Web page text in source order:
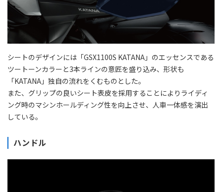
シートのデザインには「GSX1100S KATANA」のエッセンスである
ツートーンカラーと3本ラインの意匠を盛り込み、形状も
「KATANA」独自の流れをくむものとした。
また、グリップの良いシート表皮を採用することによりライディ
ング時のマシンホールディング性を向上させ、人車一体感を演出
している。
ハンドル